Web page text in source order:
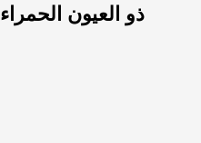
ذو العيون الحمراء